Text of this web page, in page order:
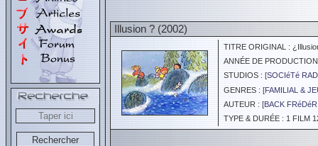
Illusion ? (2002)
TITRE ORIGINAL :
ANNÉE DE
STUDIOS : [SOCIéTé
GENRES : [FAMILIAL &
AUTEUR : [BACK
TYPE & DURÉE : 1 FILM